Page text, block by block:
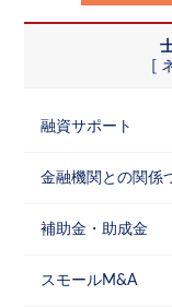
融資サポート
金融機関との関係
補助金・助成金
スモールM&A